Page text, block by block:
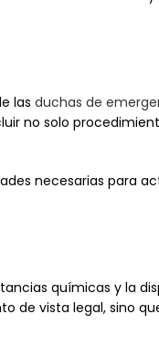
las duchas de
no solo
necesarias para
químicas y la
de vista legal, sino